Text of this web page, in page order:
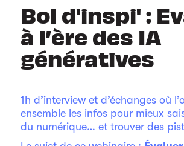
Bol d'inspi' :
à l’ère des IA
génératives
1h d’interview et d’échanges où
ensemble les infos pour mieux
du numérique… et trouver des